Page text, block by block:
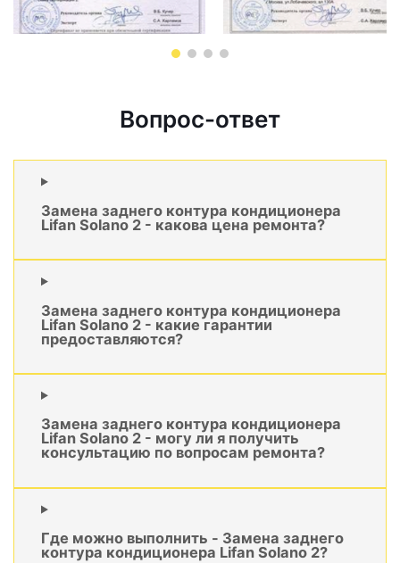
Вопрос-ответ
Замена заднего контура кондиционера
Lifan Solano 2 - какова цена ремонта?
Замена заднего контура кондиционера
Lifan Solano 2 - какие гарантии
предоставляются?
Замена заднего контура кондиционера
Lifan Solano 2 - могу ли я получить
консультацию по вопросам ремонта?
Где можно выполнить - Замена заднего
контура кондиционера Lifan Solano 2?